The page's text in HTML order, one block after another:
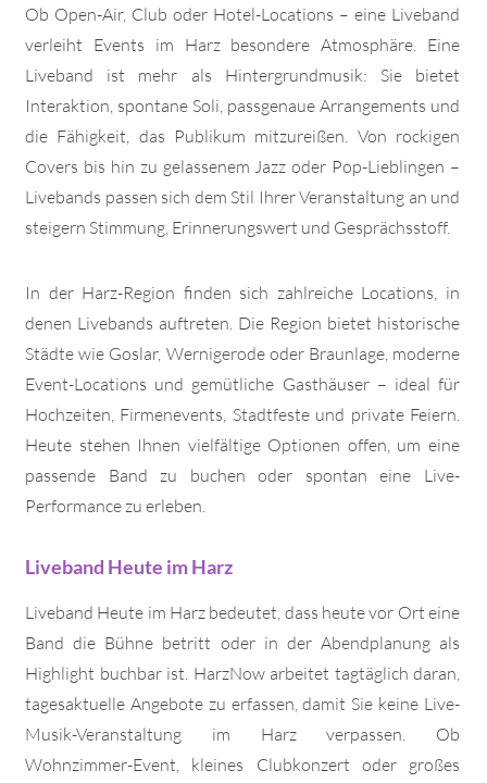
Ob Open-Air, Club oder Hotel-Locations – eine Liveband
verleiht Events im Harz besondere Atmosphäre. Eine
Liveband ist mehr als Hintergrundmusik: Sie bietet
Interaktion, spontane Soli, passgenaue Arrangements und
die Fähigkeit, das Publikum mitzureißen. Von rockigen
Covers bis hin zu gelassenem Jazz oder Pop-Lieblingen –
Livebands passen sich dem Stil Ihrer Veranstaltung an und
steigern Stimmung, Erinnerungswert und Gesprächsstoff.
In der Harz-Region finden sich zahlreiche Locations, in
denen Livebands auftreten. Die Region bietet historische
Städte wie Goslar, Wernigerode oder Braunlage, moderne
Event-Locations und gemütliche Gasthäuser – ideal für
Hochzeiten, Firmenevents, Stadtfeste und private Feiern.
Heute stehen Ihnen vielfältige Optionen offen, um eine
passende Band zu buchen oder spontan eine Live-
Performance zu erleben.
Liveband Heute im Harz
Liveband Heute im Harz bedeutet, dass heute vor Ort eine
Band die Bühne betritt oder in der Abendplanung als
Highlight buchbar ist. HarzNow arbeitet tagtäglich daran,
tagesaktuelle Angebote zu erfassen, damit Sie keine Live-
Musik-Veranstaltung im Harz verpassen. Ob
Wohnzimmer-Event, kleines Clubkonzert oder großes